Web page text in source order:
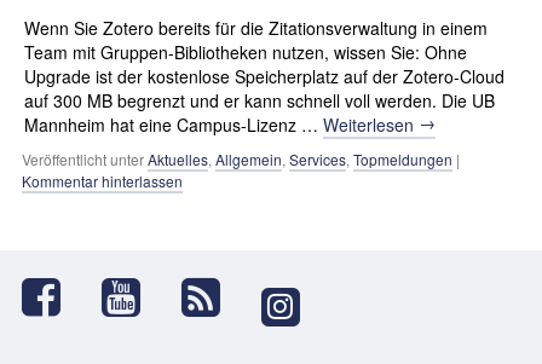
Wenn Sie Zotero bereits für die Zitationsverwaltung in einem
Team mit Gruppen-Bibliotheken nutzen, wissen Sie: Ohne
Upgrade ist der kostenlose Speicherplatz auf der Zotero-Cloud
auf 300 MB begrenzt und er kann schnell voll werden. Die UB
Mannheim hat eine Campus-Lizenz … Weiterlesen →
Veröffentlicht unterAktuelles, Allgemein, Services, Topmeldungen |
Kommentar hinterlassen